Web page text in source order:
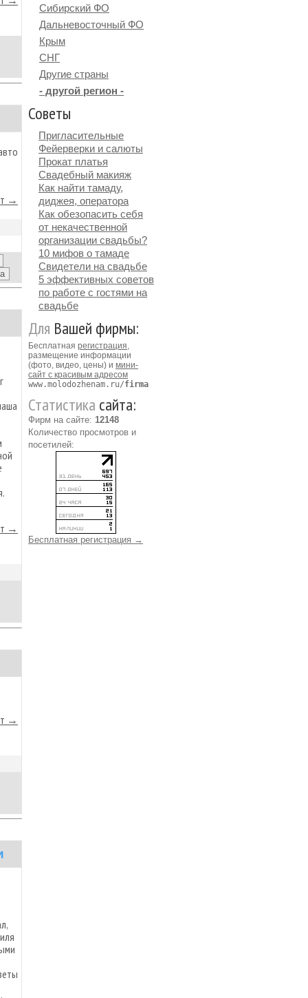
→
→
→
Сибирский ФО
Дальневосточный ФО
Крым
СНГ
Другие страны
- другой регион -
Советы
Пригласительные
Фейерверки и салюты
Прокат платья
Свадебный макияж
Как найти тамаду,
диджея, оператора
Как обезопасить себя
от некачественной
организации свадьбы?
10 мифов о тамаде
Свидетели на свадьбе
5 эффективных советов
по работе с гостями на
свадьбе
Для Вашей фирмы:
Бесплатная регистрация,
размещение информации
(фото, видео, цены) и мини-
сайт с красивым адресом
www.molodozhenam.ru/firma
Статистика сайта:
Фирм на сайте: 12148
Количество просмотров и
посетилей:
Бесплатная регистрация →